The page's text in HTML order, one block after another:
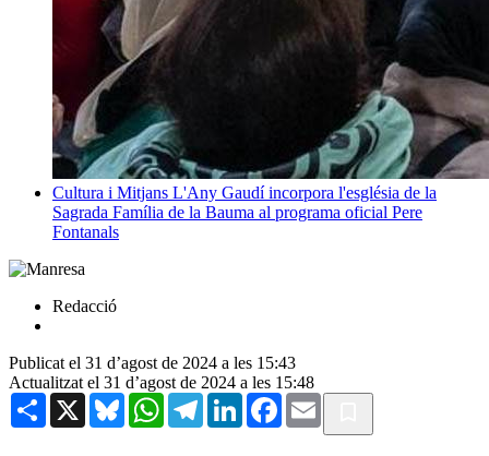
Cultura i Mitjans L'Any Gaudí incorpora l'església de la
Sagrada Família de la Bauma al programa oficial Pere
Fontanals
Redacció
Publicat el 31 d’agost de 2024 a les 15:43
Actualitzat el 31 d’agost de 2024 a les 15:48
Share X BlueskyWhatsAppTelegramLinkedInFacebook
Email